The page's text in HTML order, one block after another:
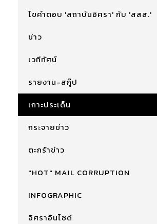
ไขคำตอบ 'สถาบันอิศรา' กับ 'สสส.'
ข่าว
เวทีทัศน์
รายงาน-สกู๊ป
เกาะประเด็น
กระจายข่าว
ตะกร้าข่าว
"HOT" MAIL CORRUPTION
INFOGRAPHIC
อิศราอินไซด์